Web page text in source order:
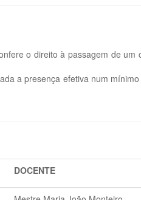
o direito à passagem de um
a presença efetiva num
DOCENTE